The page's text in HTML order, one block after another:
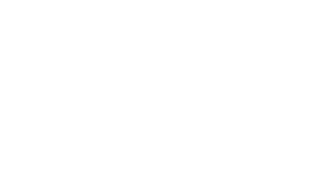
du site CHARRIN VIDANGE & ASSAINISSEMENT sont
être temporairement conservées en mémoire
intellectuelle.
générale, les textes, images animées ou non et tous
de la législation française et internationale sur
de reproduction sont réservés, y compris pour les
iconographiques et photographiques.